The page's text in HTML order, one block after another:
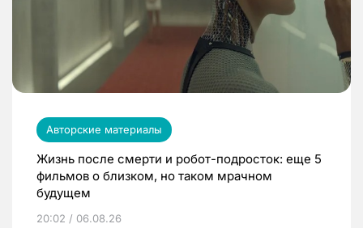
Авторские материалы
Жизнь после смерти и робот-подросток: еще 5
фильмов о близком, но таком мрачном
будущем
20:02 / 06.08.26